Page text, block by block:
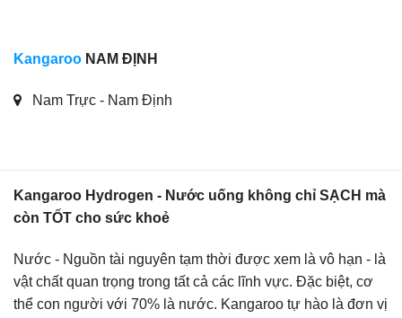
Kangaroo NAM ĐỊNH
Nam Trực - Nam Định
Kangaroo Hydrogen - Nước uống không chỉ SẠCH mà
còn TỐT cho sức khoẻ
Nước - Nguồn tài nguyên tạm thời được xem là vô hạn - là
vật chất quan trọng trong tất cả các lĩnh vực. Đặc biệt, cơ
thể con người với 70% là nước. Kangaroo tự hào là đơn vị